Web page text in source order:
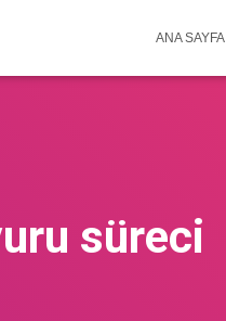
ANA SAYFA
süreci